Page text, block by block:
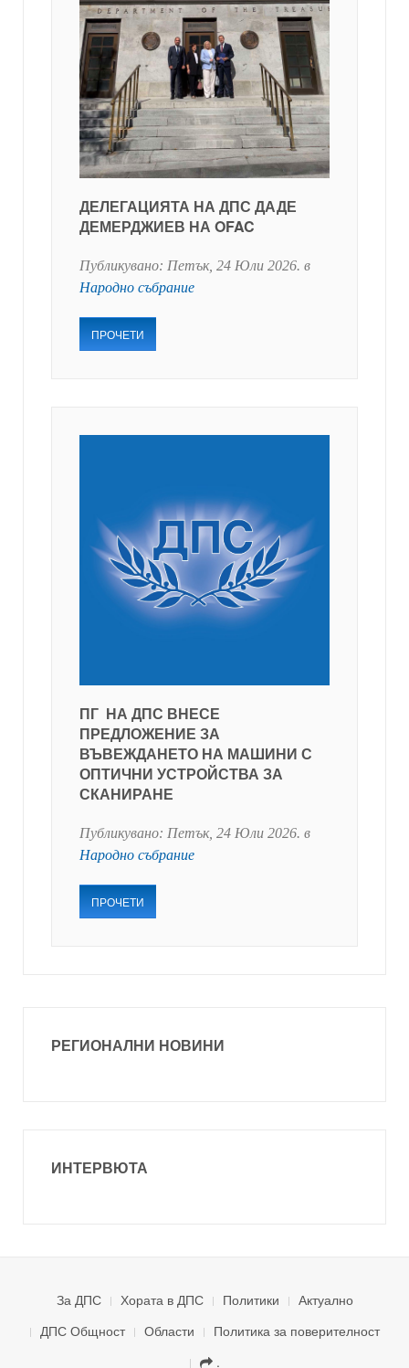
ДЕЛЕГАЦИЯТА НА ДПС ДАДЕ
ДЕМЕРДЖИЕВ НА OFAC
Публикувано: Петък, 24 Юли 2026. в
Народно събрание
ПРОЧЕТИ
ПГ НА ДПС ВНЕСЕ
ПРЕДЛОЖЕНИЕ ЗА
ВЪВЕЖДАНЕТО НА МАШИНИ С
ОПТИЧНИ УСТРОЙСТВА ЗА
СКАНИРАНЕ
Публикувано: Петък, 24 Юли 2026. в
Народно събрание
ПРОЧЕТИ
РЕГИОНАЛНИ НОВИНИ
ИНТЕРВЮТА
За ДПС Хората в ДПС Политики
Актуално
ДПС Общност
Области
Политика за поверителност
.